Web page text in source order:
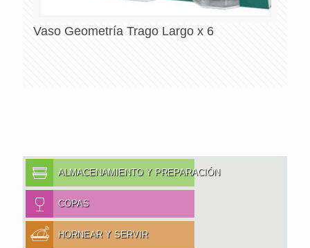
Vaso Geometría Trago Largo x 6
ALMACENAMIENTO Y PREPARACIÓN
COPAS
HORNEAR Y SERVIR